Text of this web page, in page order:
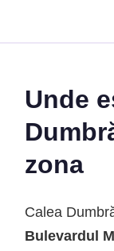
Unde
zona
Calea
Bulevardul